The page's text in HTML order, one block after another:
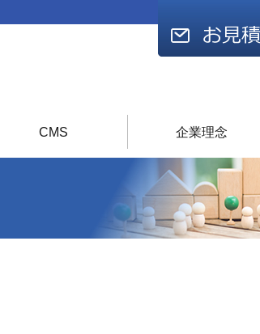
CMS 企業理念